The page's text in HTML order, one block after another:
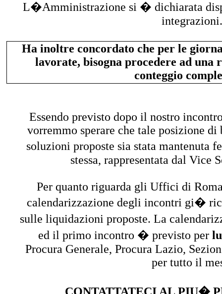
L�Amministrazione si � dichiarata
integrazioni.
Ha inoltre concordato che per le
lavorate, bisogna procedere ad una
conteggio
Essendo previsto dopo il nostro
vorremmo sperare che tale posizione di
soluzioni proposte sia stata
stessa, rappresentata dal Vice
Per quanto riguarda gli Uffici di
calendarizzazione degli incontri gi�
sulle liquidazioni proposte. La
ed il primo incontro � previsto per
Procura Generale, Procura Lazio,
per tutto il
CONTATTATECI AL PIU�